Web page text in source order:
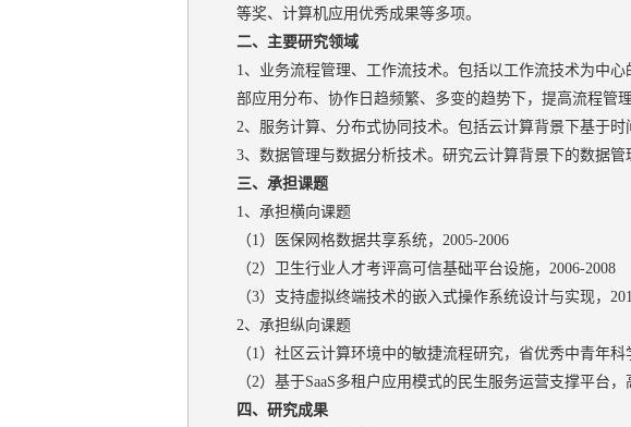
等奖、计算机应用优秀成果等多项。
二、主要研究领域
1、业务流程管理、工作流技术。包括以工作流技术为中
部应用分布、协作日趋频繁、多变的趋势下，提高流程管
2、服务计算、分布式协同技术。包括云计算背景下基于
3、数据管理与数据分析技术。研究云计算背景下的数据
三、承担课题
1、承担横向课题
（1）医保网格数据共享系统，2005-2006
（2）卫生行业人才考评高可信基础平台设施，2006-2008
（3）支持虚拟终端技术的嵌入式操作系统设计与实现，
2、承担纵向课题
（1）社区云计算环境中的敏捷流程研究，省优秀中青年
（2）基于SaaS多租户应用模式的民生服务运营支撑平台
四、研究成果